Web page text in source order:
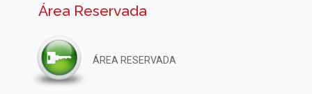
Área Reservada
ÁREA RESERVADA